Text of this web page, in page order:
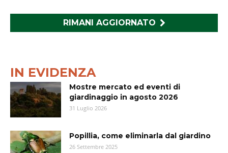
RIMANI AGGIORNATO
IN EVIDENZA
Mostre mercato ed eventi di
giardinaggio in agosto 2026
31 Luglio 2026
Popillia, come eliminarla dal giardino
26 Settembre 2025